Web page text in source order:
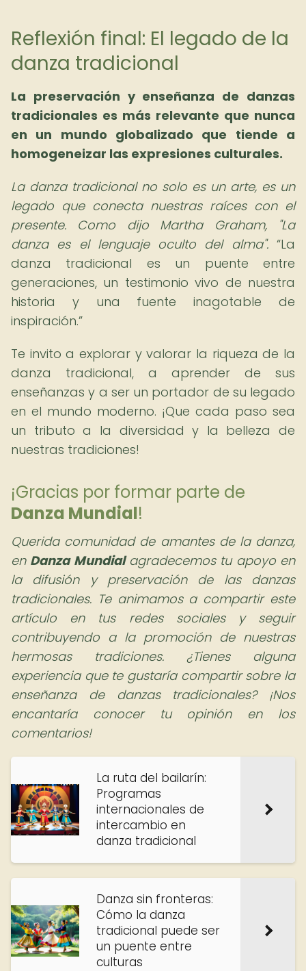
Reflexión final: El legado de la
danza tradicional
La preservación y enseñanza de danzas
tradicionales es más relevante que nunca
en un mundo globalizado que tiende a
homogeneizar las expresiones culturales.
La danza tradicional no solo es un arte, es un
legado que conecta nuestras raíces con el
presente. Como dijo Martha Graham, "La
danza es el lenguaje oculto del alma".
La
danza tradicional es un puente entre
generaciones, un testimonio vivo de nuestra
historia y una fuente inagotable de
inspiración.
Te invito a explorar y valorar la riqueza de la
danza tradicional, a aprender de sus
enseñanzas y a ser un portador de su legado
en el mundo moderno. ¡Que cada paso sea
un tributo a la diversidad y la belleza de
nuestras tradiciones!
¡Gracias por formar parte de
Danza Mundial!
Querida comunidad de amantes de la danza,
en Danza Mundialagradecemos tu apoyo en
la difusión y preservación de las danzas
tradicionales. Te animamos a compartir este
artículo en tus redes sociales y seguir
contribuyendo a la promoción de nuestras
hermosas tradiciones. ¿Tienes alguna
experiencia que te gustaría compartir sobre la
enseñanza de danzas tradicionales? ¡Nos
encantaría conocer tu opinión en los
comentarios!
La ruta del bailarín:
Programas
internacionales de
intercambio en
danza tradicional
Danza sin fronteras:
Cómo la danza
tradicional puede ser
un puente entre
culturas